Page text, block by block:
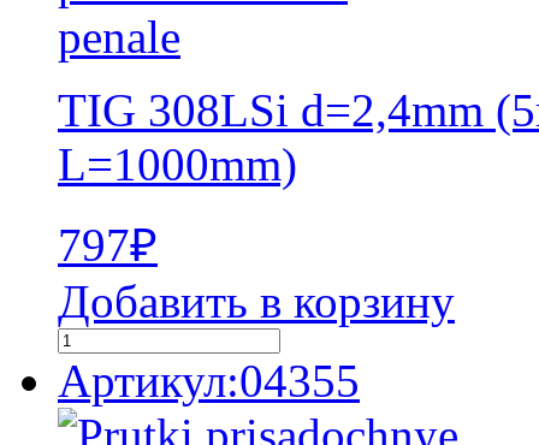
TIG 308LSi d=2,4mm
L=1000mm)
797₽
Добавить в корзину
Артикул:04355